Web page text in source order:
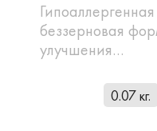
Гипоаллергенная
беззерновая
улучшения…
0.07 кг.